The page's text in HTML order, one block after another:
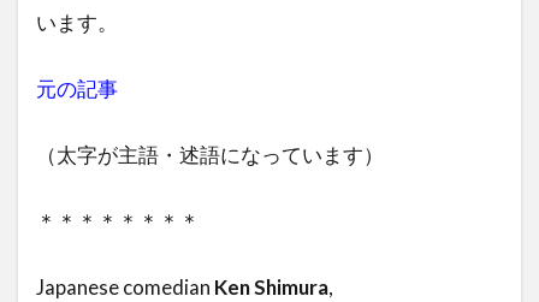
います。
元の記事
（太字が主語・述語になっています）
＊＊＊＊＊＊＊＊
Japanese comedian Ken Shimura,